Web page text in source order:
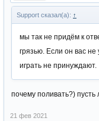
Support сказал(а): ↑
мы так не придём к
грязью. Если он вас не
играть не принуждают.
почему поливать?)
21 фев 2021